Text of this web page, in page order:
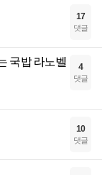
17
댓글
국밥 라노벨
4
댓글
10
댓글